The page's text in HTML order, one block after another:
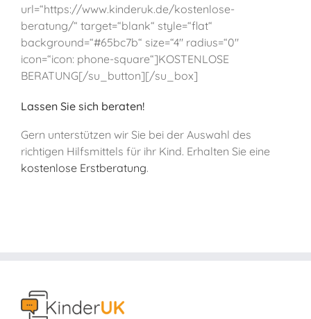
url=“https://www.kinderuk.de/kostenlose-
beratung/“ target=“blank“ style=“flat“
background=“#65bc7b“ size=“4″ radius=“0″
icon=“icon: phone-square“]KOSTENLOSE
BERATUNG[/su_button][/su_box]
Lassen Sie sich beraten!
Gern unterstützen wir Sie bei der Auswahl des
richtigen Hilfsmittels für ihr Kind. Erhalten Sie eine
kostenlose Erstberatung.